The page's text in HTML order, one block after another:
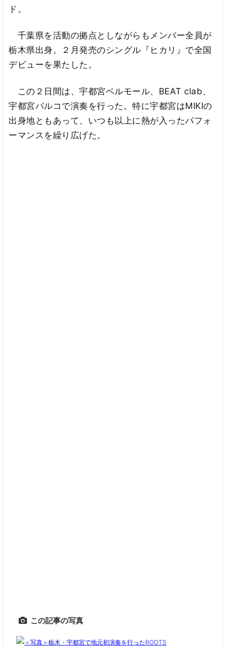
ド。
千葉県を活動の拠点としながらもメンバー全員が
栃木県出身。２月発売のシングル『ヒカリ』で全国
デビューを果たした。
この２日間は、宇都宮ベルモール、BEAT clab、
宇都宮パルコで演奏を行った。特に宇都宮はMIKIの
出身地ともあって、いつも以上に熱が入ったパフォ
ーマンスを繰り広げた。
この記事の写真